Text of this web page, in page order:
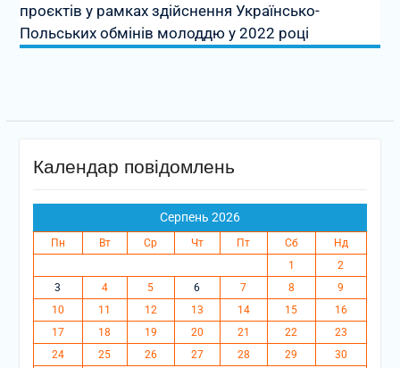
проєктів у рамках здійснення Українсько-
Польських обмінів молоддю у 2022 році
Календар повідомлень
Серпень 2026
Пн Вт Ср Чт Пт Сб
Нд
1
2
3
4 5 6 7 8
9
10
11 12 13 14 15
16
17
18 19 20 21 22
23
24
25 26 27 28 29
30